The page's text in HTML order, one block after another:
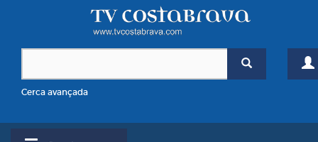
Cerca avançada